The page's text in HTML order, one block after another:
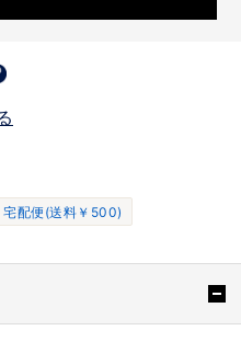
宅配便(送料￥500)